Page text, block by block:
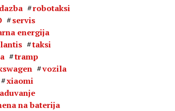
robotaksi
servis
energija
taksi
tramp
vozila
xiaomi
na baterija